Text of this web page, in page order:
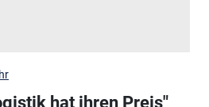
hat ihren Preis"